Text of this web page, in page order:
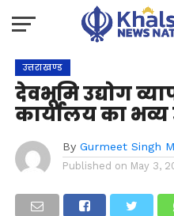
उत्तराखण्ड
देवभूमि उद्योग
कार्यालय का भव्य
By Gurmeet Singh
Published on May 3,